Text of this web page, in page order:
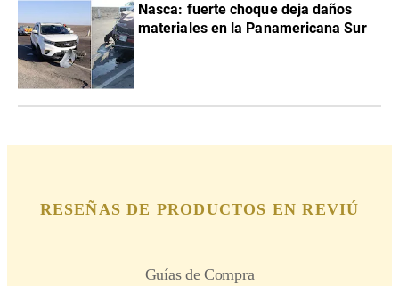
Nasca: fuerte choque deja daños
materiales en la Panamericana Sur